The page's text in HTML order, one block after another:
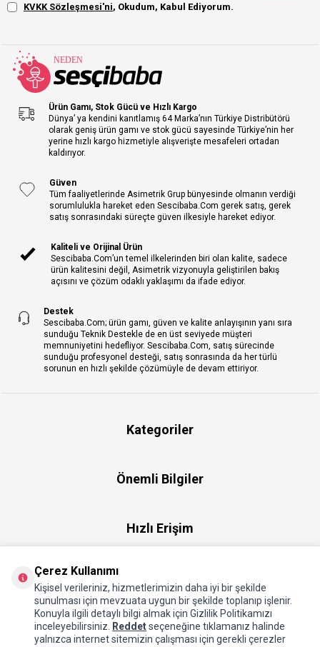
KVKK Sözleşmesi'ni, Okudum, Kabul Ediyorum.
Ürün Gamı, Stok Gücü ve Hızlı Kargo
Dünya’ ya kendini kanıtlamış 64 Marka’nın Türkiye Distribütörü
olarak geniş ürün gamı ve stok gücü sayesinde Türkiye’nin her
yerine hızlı kargo hizmetiyle alışverişte mesafeleri ortadan
kaldırıyor.
Güven
Tüm faaliyetlerinde Asimetrik Grup bünyesinde olmanın verdiği
sorumlulukla hareket eden Sescibaba.Com gerek satış, gerek
satış sonrasındaki süreçte güven ilkesiyle hareket ediyor.
Kaliteli ve Orijinal Ürün
Sescibaba.Com’un temel ilkelerinden biri olan kalite, sadece
ürün kalitesini değil, Asimetrik vizyonuyla geliştirilen bakış
açısını ve çözüm odaklı yaklaşımı da ifade ediyor.
Destek
Sescibaba.Com; ürün gamı, güven ve kalite anlayışının yanı sıra
sunduğu Teknik Destekle de en üst seviyede müşteri
memnuniyetini hedefliyor. Sescibaba.Com, satış sürecinde
sunduğu profesyonel desteği, satış sonrasında da her türlü
sorunun en hızlı şekilde çözümüyle de devam ettiriyor.
Kategoriler
Önemli Bilgiler
Hızlı Erişim
Hakkımızda
Çerez Kullanımı
Kişisel verileriniz, hizmetlerimizin daha iyi bir şekilde
sunulması için mevzuata uygun bir şekilde toplanıp işlenir.
Konuyla ilgili detaylı bilgi almak için Gizlilik Politikamızı
inceleyebilirsiniz.
Reddetseçeneğine tıklamanız halinde
yalnızca internet sitemizin çalışması için gerekli çerezler